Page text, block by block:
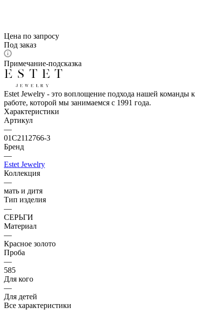
Цена по запросу
Под заказ
Примечание-подсказка
Estet Jewelry - это воплощение подхода нашей команды к
работе, которой мы занимаемся с 1991 года.
Характеристики
Артикул
—
01С2112766-3
Бренд
—
Estet Jewelry
Коллекция
—
мать и дитя
Тип изделия
—
СЕРЬГИ
Материал
—
Красное золото
Проба
—
585
Для кого
—
Для детей
Все характеристики